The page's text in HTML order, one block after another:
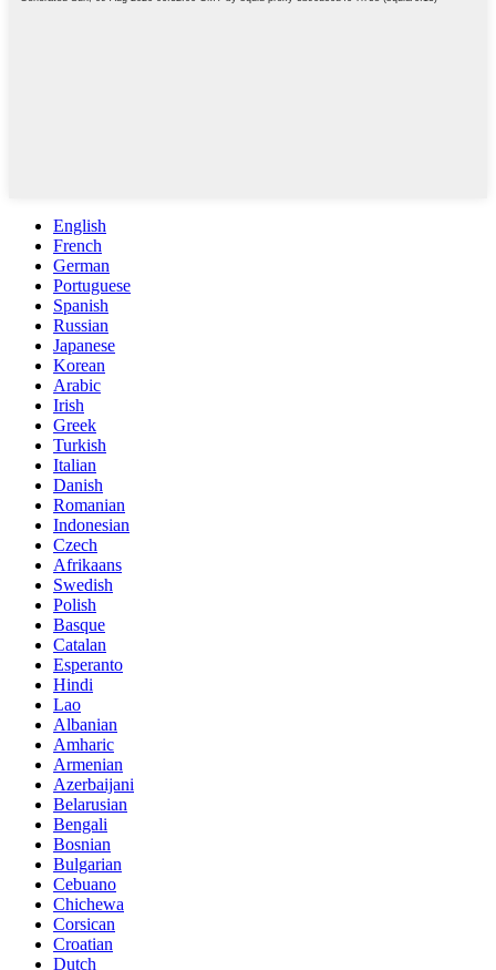
English
French
German
Portuguese
Spanish
Russian
Japanese
Korean
Arabic
Irish
Greek
Turkish
Italian
Danish
Romanian
Indonesian
Czech
Afrikaans
Swedish
Polish
Basque
Catalan
Esperanto
Hindi
Lao
Albanian
Amharic
Armenian
Azerbaijani
Belarusian
Bengali
Bosnian
Bulgarian
Cebuano
Chichewa
Corsican
Croatian
Dutch